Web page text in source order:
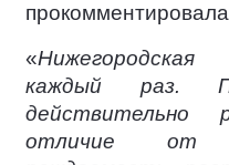
«
каждый раз.
отличие от